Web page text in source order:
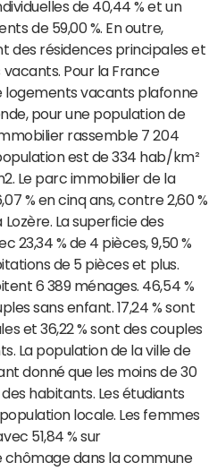
de 40,44 % et un
de 59,00 %. En outre,
des résidences principales et
vacants. Pour la France
logements vacants plafonne
pour une population de
rassemble 7 204
est de 334 hab/km²
Le parc immobilier de la
% en cinq ans, contre 2,60 %
La superficie des
23,34 % de 4 pièces, 9,50 %
de 5 pièces et plus.
6 389 ménages. 46,54 %
sans enfant. 17,24 % sont
et 36,22 % sont des couples
La population de la ville de
donné que les moins de 30
des habitants. Les étudiants
locale. Les femmes
51,84 % sur
chômage dans la commune